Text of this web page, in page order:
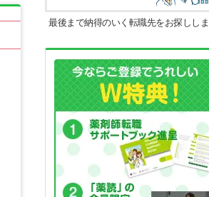
最後まで納得のいく転職先をお探ししま